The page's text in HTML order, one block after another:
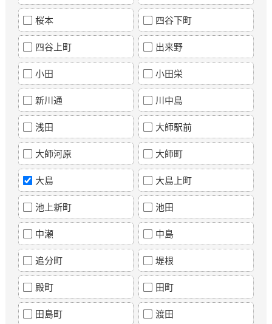
桜本 四谷下町
四谷上町 出来野
小田 小田栄
新川通 川中島
浅田 大師駅前
大師河原 大師町
大島 大島上町
池上新町 池田
中瀬 中島
追分町 堤根
殿町 田町
田島町 渡田